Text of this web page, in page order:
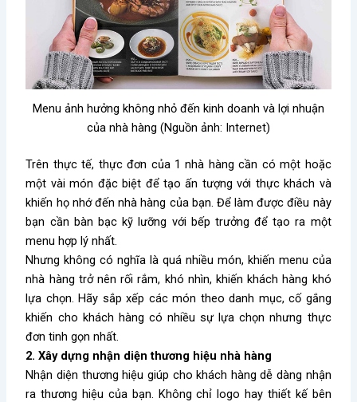
Menu ảnh hưởng không nhỏ đến kinh doanh và lợi nhuận
của nhà hàng (Nguồn ảnh: Internet)
Trên thực tế, thực đơn của 1 nhà hàng cần có một hoặc
một vài món đặc biệt để tạo ấn tượng với thực khách và
khiến họ nhớ đến nhà hàng của bạn. Để làm được điều này
bạn cần bàn bạc kỹ lưỡng với bếp trưởng để tạo ra một
menu hợp lý nhất.
Nhưng không có nghĩa là quá nhiều món, khiến menu của
nhà hàng trở nên rối rắm, khó nhìn, khiến khách hàng khó
lựa chọn. Hãy sắp xếp các món theo danh mục, cố gắng
khiến cho khách hàng có nhiều sự lựa chọn nhưng thực
đơn tinh gọn nhất.
2. Xây dựng nhận diện thương hiệu nhà hàng
Nhận diện thương hiệu giúp cho khách hàng dễ dàng nhận
ra thương hiệu của bạn. Không chỉ logo hay thiết kế bên